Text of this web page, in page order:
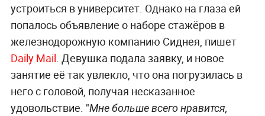
устроиться в университет. Однако на глаза ей
попалось объявление о наборе стажёров в
железнодорожную компанию Сиднея, пишет
Daily Mail. Девушка подала заявку, и новое
занятие её так увлекло, что она погрузилась в
него с головой, получая несказанное
удовольствие. "Мне больше всего нравится,